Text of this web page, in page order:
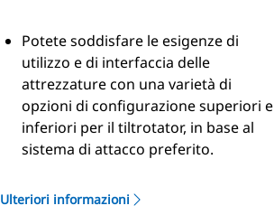
Potete soddisfare le esigenze di
utilizzo e di interfaccia delle
attrezzature con una varietà di
opzioni di configurazione superiori e
inferiori per il tiltrotator, in base al
sistema di attacco preferito.
imperniato nella parte superiore
Ulteriori informazioni